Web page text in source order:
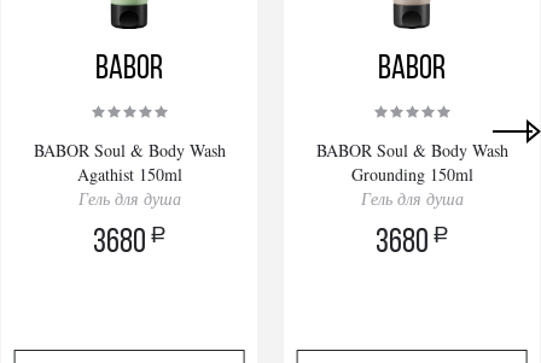
BABOR
BABOR Soul & Body Wash
Agathist 150ml
Гель для душа
3680 a
BABOR
BABOR Soul & Body Wash
Grounding 150ml
Гель для душа
3680 a